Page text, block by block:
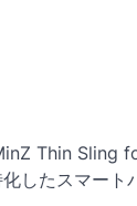
Thin Sling
したスマート